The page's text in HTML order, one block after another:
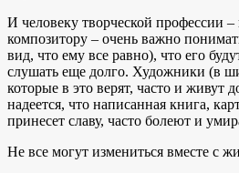
И человеку творческой профессии
композитору – очень важно
вид, что ему все равно), что его
слушать еще долго. Художники (в
которые в это верят, часто и живут
надеется, что написанная книга,
принесет славу, часто болеют и
Не все могут измениться вместе с